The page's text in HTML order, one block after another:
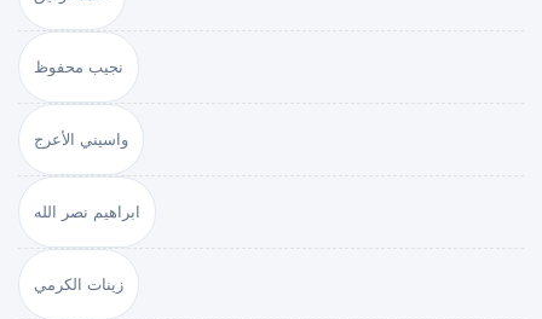
نجيب محفوظ
واسيني الأعرج
ابراهيم نصر الله
زينات الكرمي